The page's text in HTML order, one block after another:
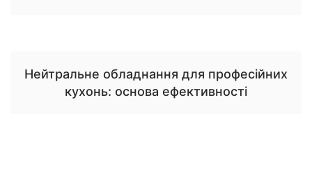
Нейтральне обладнання для професійних
кухонь: основа ефективності